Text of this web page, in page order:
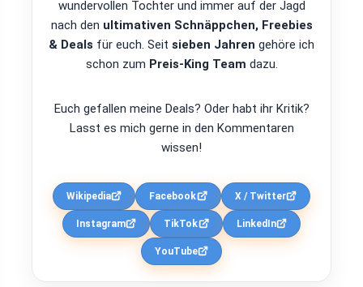
wundervollen Tochter und immer auf der Jagd
nach den ultimativen Schnäppchen, Freebies
& Deals für euch. Seit sieben Jahren gehöre ich
schon zum Preis-King Team dazu.
Euch gefallen meine Deals? Oder habt ihr Kritik?
Lasst es mich gerne in den Kommentaren
wissen!
Wikipedia Facebook X / Twitter
Instagram TikTok LinkedIn
YouTube